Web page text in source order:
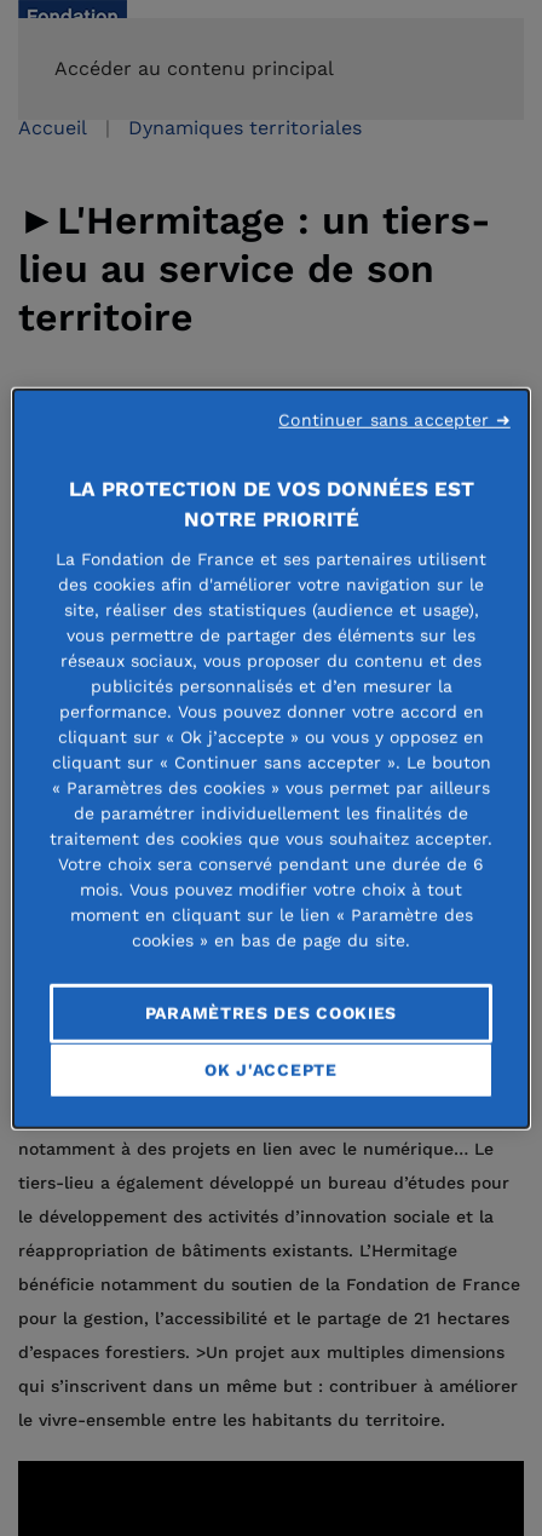
Accéder au contenu principal
Accueil Dynamiques territoriales
►L'Hermitage : un tiers-
lieu au service de son
territoire
Situé à Autrêches, au cœur d’une
forêt à la croisée de l’Oise et de
l’Aisne, L'Hermitage est un tiers-lieu
innovant dédié à la transition
écologique, énergétique et sociale.
Lieu d’expérimentations et
d’innovations collectives depuis 2017,
il regroupe des activités variées
destinées à recréer du lien sur ce
territoire rural.
L’Hermitage abrite ainsi un café associatif, accueille chaque
semaine une distribution alimentaire en lien avec une
association pour le maintien de l’agriculture paysanne
(AMAP), dispose d’une ferme maraîchère qui développe des
notamment à des projets en lien avec le numérique… Le
tiers-lieu a également développé un bureau d’études pour
le développement des activités d’innovation sociale et la
réappropriation de bâtiments existants. L’Hermitage
bénéficie notamment du soutien de la Fondation de France
pour la gestion, l’accessibilité et le partage de 21 hectares
d’espaces forestiers. >Un projet aux multiples dimensions
qui s’inscrivent dans un même but : contribuer à améliorer
le vivre-ensemble entre les habitants du territoire.
LA PROTECTION DE VOS DONNÉES EST
NOTRE PRIORITÉ
La Fondation de France et ses partenaires utilisent
des cookies afin d'améliorer votre navigation sur le
site, réaliser des statistiques (audience et usage),
vous permettre de partager des éléments sur les
réseaux sociaux, vous proposer du contenu et des
publicités personnalisés et d’en mesurer la
performance. Vous pouvez donner votre accord en
cliquant sur « Ok j’accepte » ou vous y opposez en
cliquant sur « Continuer sans accepter ». Le bouton
« Paramètres des cookies » vous permet par ailleurs
de paramétrer individuellement les finalités de
traitement des cookies que vous souhaitez accepter.
Votre choix sera conservé pendant une durée de 6
mois. Vous pouvez modifier votre choix à tout
moment en cliquant sur le lien « Paramètre des
cookies » en bas de page du site.
PARAMÈTRES DES COOKIES
OK J'ACCEPTE
Continuer sans accepter ➜